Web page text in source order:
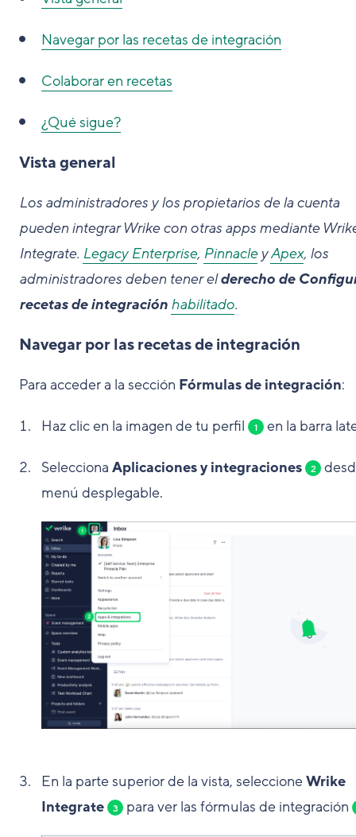
Navegar por las recetas de integración
Colaborar en recetas
¿Qué sigue?
Vista general
Los administradores y los propietarios de la cuenta
pueden integrar Wrike con otras apps mediante
Integrate. Legacy Enterprise, PinnacleyApex, los
administradores deben tener elderecho de
recetas de integración habilitado.
Navegar por las recetas de integración
Para acceder a la sección Fórmulas de integración:
Haz clic en la imagen de tu perfil 1 en la barra
Selecciona Aplicaciones y integraciones 2
menú desplegable.
En la parte superior de la vista, seleccioneWrike
Integrate
3 para ver las fórmulas de integración